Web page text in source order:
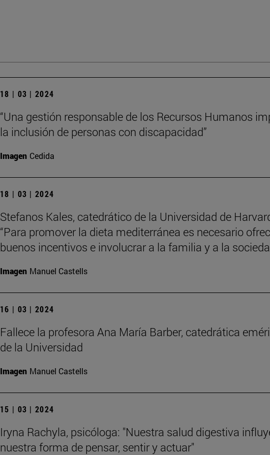
18 | 03 | 2024
“Una gestión responsable de los Recursos Humanos
la inclusión de personas con discapacidad”
Imagen Cedida
18 | 03 | 2024
Stefanos Kales, catedrático de la Universidad de
“Para promover la dieta mediterránea es necesario
buenos incentivos e involucrar a la familia y a la
Imagen Manuel Castells
16 | 03 | 2024
Fallece la profesora Ana María Barber, catedrática
de la Universidad
Imagen Manuel Castells
15 | 03 | 2024
Iryna Rachyla, psicóloga: "Nuestra salud digestiva
nuestra forma de pensar, sentir y actuar"